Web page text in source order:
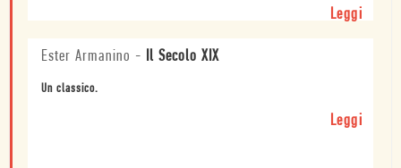
Leggi
Ester Armanino - Il Secolo XIX
Un classico.
Leggi